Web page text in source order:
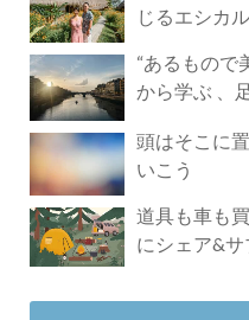
じるエシカ
“あるもので
から学ぶ 、
頭はそこに
いこう
道具も車も
にシェア&